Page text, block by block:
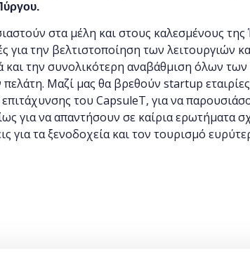
.
στα μέλη και στους καλεσμένους της
για την βελτιστοποίηση των λειτουργιών
την συνολικότερη αναβάθμιση όλων των
Μαζί μας θα βρεθούν startup
του CapsuleT, για να
για να απαντήσουν σε καίρια ερωτήματα
για τα ξενοδοχεία και τον τουρισμό
Σαριδάκη, Διευθύντρια